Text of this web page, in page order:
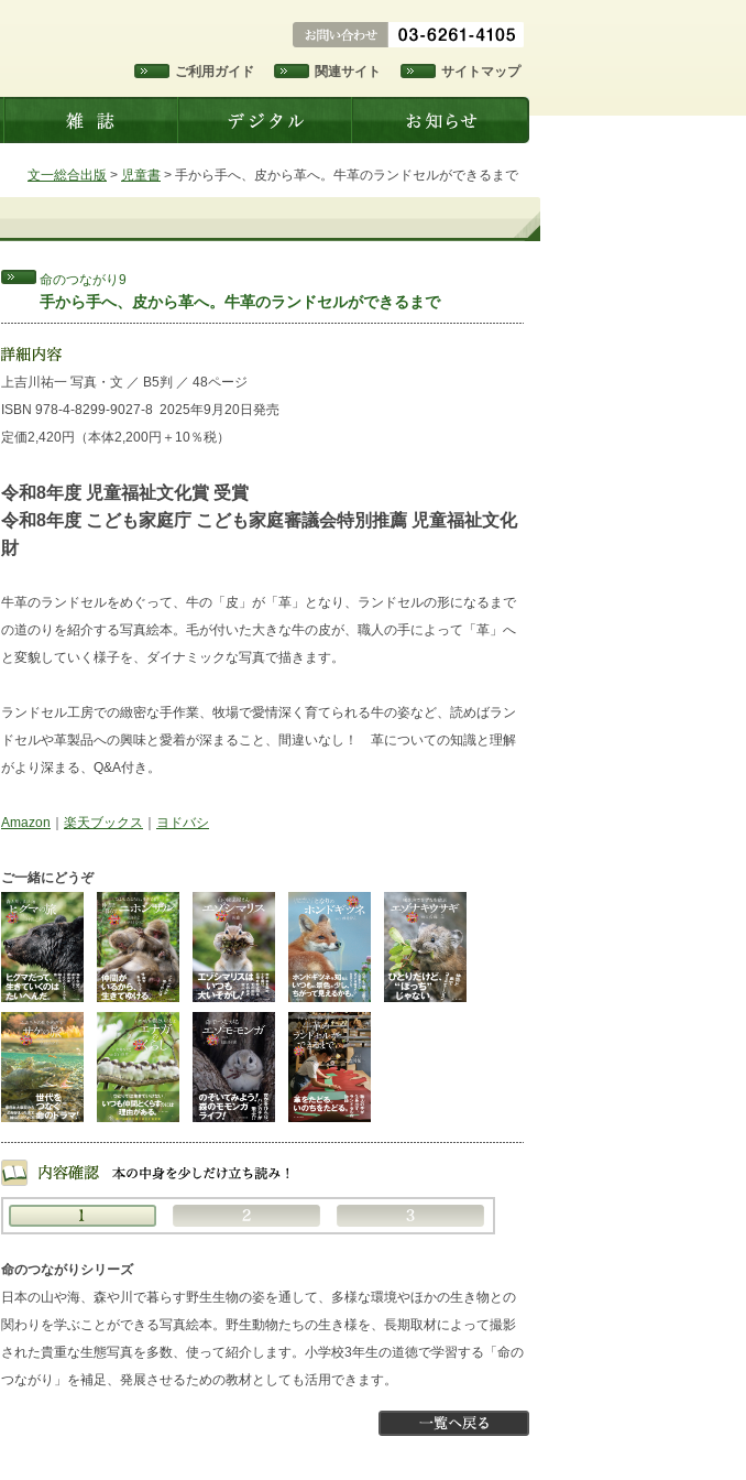
サイトマップ
関連サイト
ご利用ガイド
文一総合出版 > 児童書 > 手から手へ、皮から革へ。牛革のランドセルができるまで
命のつながり9
手から手へ、皮から革へ。牛革のランドセルができるまで
上吉川祐一 写真・文 ／ B5判 ／ 48ページ
ISBN 978-4-8299-9027-8 2025年9月20日発売
定価2,420円（本体2,200円＋10％税）
令和8年度 児童福祉文化賞 受賞
令和8年度 こども家庭庁 こども家庭審議会特別推薦 児童福祉文化
財
牛革のランドセルをめぐって、牛の「皮」が「革」となり、ランドセルの形になるまで
の道のりを紹介する写真絵本。毛が付いた大きな牛の皮が、職人の手によって「革」へ
と変貌していく様子を、ダイナミックな写真で描きます。
ランドセル工房での緻密な手作業、牧場で愛情深く育てられる牛の姿など、読めばラン
ドセルや革製品への興味と愛着が深まること、間違いなし！ 革についての知識と理解
がより深まる、Q&A付き。
Amazon 楽天ブックス ヨドバシ
ご一緒にどうぞ
命のつながりシリーズ
日本の山や海、森や川で暮らす野生生物の姿を通して、多様な環境やほかの生き物との
関わりを学ぶことができる写真絵本。野生動物たちの生き様を、長期取材によって撮影
された貴重な生態写真を多数、使って紹介します。小学校3年生の道徳で学習する「命の
つながり」を補足、発展させるための教材としても活用できます。